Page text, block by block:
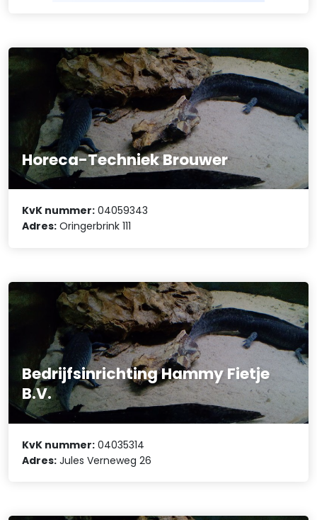
Horeca-Techniek Brouwer
KvK nummer: 04059343
Adres: Oringerbrink 111
Bedrijfsinrichting Hammy Fietje
B.V.
KvK nummer: 04035314
Adres: Jules Verneweg 26